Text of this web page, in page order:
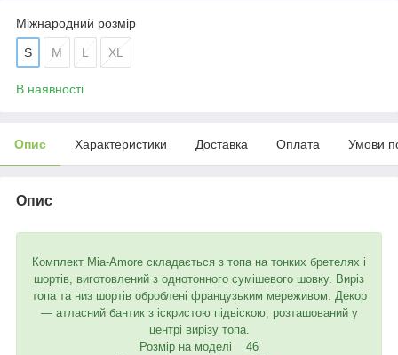
Міжнародний розмір
S M L XL
В наявності
Опис Характеристики Доставка Оплата Умови
Опис
Комплект Mia-Amore складається з топа на тонких бретелях і
шортів, виготовлений з однотонного сумішевого шовку. Виріз
топа та низ шортів оброблені французьким мереживом. Декор
— атласний бантик з іскристою підвіскою, розташований у
центрі вирізу топа.
Розмір на моделі 46